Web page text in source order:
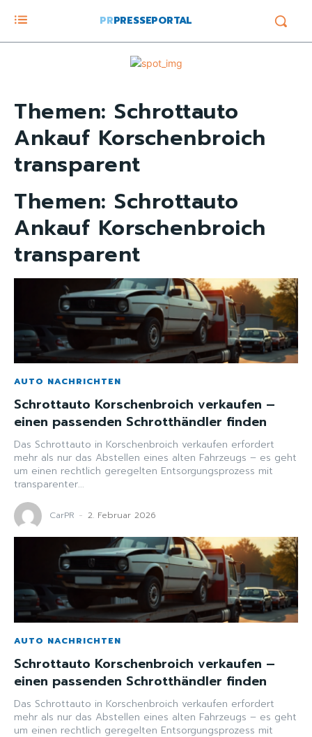
PRPRESSEPORTAL
Themen: Schrottauto
Ankauf Korschenbroich
transparent
Themen: Schrottauto
Ankauf Korschenbroich
transparent
AUTO NACHRICHTEN
Schrottauto Korschenbroich verkaufen –
einen passenden Schrotthändler finden
Das Schrottauto in Korschenbroich verkaufen erfordert
mehr als nur das Abstellen eines alten Fahrzeugs – es geht
um einen rechtlich geregelten Entsorgungsprozess mit
transparenter...
CarPR - 2. Februar 2026
AUTO NACHRICHTEN
Schrottauto Korschenbroich verkaufen –
einen passenden Schrotthändler finden
Das Schrottauto in Korschenbroich verkaufen erfordert
mehr als nur das Abstellen eines alten Fahrzeugs – es geht
um einen rechtlich geregelten Entsorgungsprozess mit